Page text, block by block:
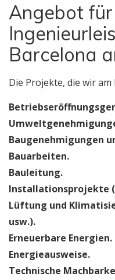
Angebot für
Barcelona
Die Projekte, die wir
Baugenehmigungen
Bauarbeiten.
Bauleitung.
Installationsprojekte
Lüftung und
usw.).
Erneuerbare Energien.
Energieausweise.
Technische